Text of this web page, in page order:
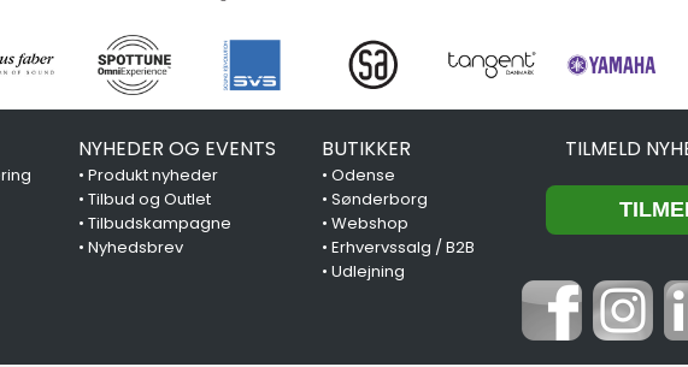
NYHEDER OG EVENTS
• Produkt nyheder
• Tilbud og Outlet
• Tilbudskampagne
• Nyhedsbrev
BUTIKKER
•Odense
•Sønderborg
•Webshop
•Erhvervssalg / B2B
•Udlejning
TILMELD